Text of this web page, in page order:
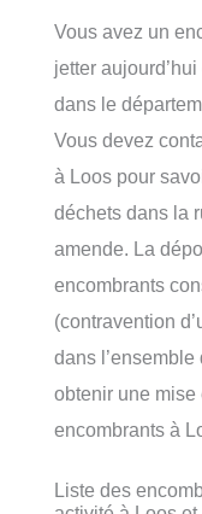
Vous avez un
jetter
dans le
Vous devez
à Loos pour
déchets dans la
amende. La
encombrants
(contravention
dans
obtenir une
encombrants à
Liste des